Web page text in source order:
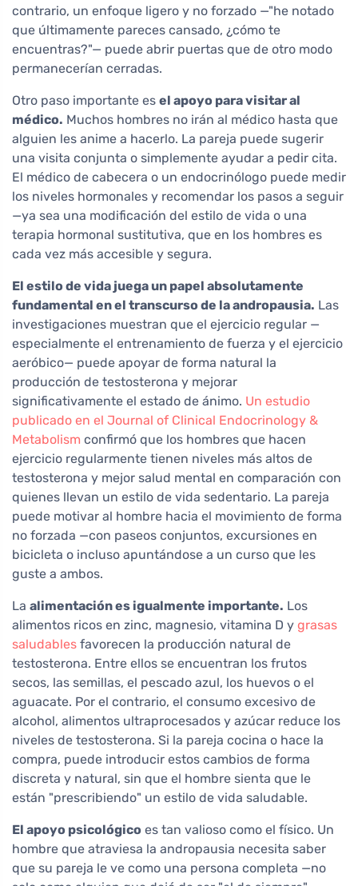
contrario, un enfoque ligero y no forzado —"he notado
que últimamente pareces cansado, ¿cómo te
encuentras?"— puede abrir puertas que de otro modo
permanecerían cerradas.
Otro paso importante es el apoyo para visitar al
médico. Muchos hombres no irán al médico hasta que
alguien les anime a hacerlo. La pareja puede sugerir
una visita conjunta o simplemente ayudar a pedir cita.
El médico de cabecera o un endocrinólogo puede medir
los niveles hormonales y recomendar los pasos a seguir
—ya sea una modificación del estilo de vida o una
terapia hormonal sustitutiva, que en los hombres es
cada vez más accesible y segura.
El estilo de vida juega un papel absolutamente
fundamental en el transcurso de la andropausia. Las
investigaciones muestran que el ejercicio regular —
especialmente el entrenamiento de fuerza y el ejercicio
aeróbico— puede apoyar de forma natural la
producción de testosterona y mejorar
significativamente el estado de ánimo. Un estudio
publicado en el Journal of Clinical Endocrinology &
Metabolism confirmó que los hombres que hacen
ejercicio regularmente tienen niveles más altos de
testosterona y mejor salud mental en comparación con
quienes llevan un estilo de vida sedentario. La pareja
puede motivar al hombre hacia el movimiento de forma
no forzada —con paseos conjuntos, excursiones en
bicicleta o incluso apuntándose a un curso que les
guste a ambos.
La alimentación es igualmente importante. Los
alimentos ricos en zinc, magnesio, vitamina D y grasas
saludables favorecen la producción natural de
testosterona. Entre ellos se encuentran los frutos
secos, las semillas, el pescado azul, los huevos o el
aguacate. Por el contrario, el consumo excesivo de
alcohol, alimentos ultraprocesados y azúcar reduce los
niveles de testosterona. Si la pareja cocina o hace la
compra, puede introducir estos cambios de forma
discreta y natural, sin que el hombre sienta que le
están "prescribiendo" un estilo de vida saludable.
El apoyo psicológico es tan valioso como el físico. Un
hombre que atraviesa la andropausia necesita saber
que su pareja le ve como una persona completa —no